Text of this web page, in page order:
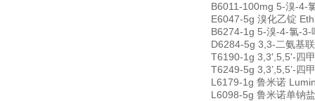
B6011-100mg 5-溴-4-
E6047-5g 溴化乙锭
B6274-1g 5-溴-4-氯-
D6284-5g 3,3-二氨基
T6190-1g 3,3',5,5'-四
T6249-5g 3,3’,5,5’-四
L6179-1g 鲁米诺
L6098-5g 鲁米诺单钠